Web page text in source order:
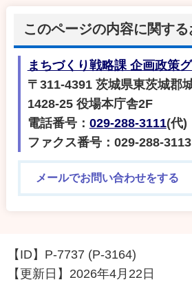
このページの内容に関す
まちづくり戦略課 企画政策
〒311-4391 茨城県東茨城郡
1428-25 役場本庁舎2F
電話番号： 029-288-3111(代)
ファクス番号：029-288-3113
メールでお問い合わせをする
【ID】 P-7737 (P-3164)
【更新日】 2026年4月22日